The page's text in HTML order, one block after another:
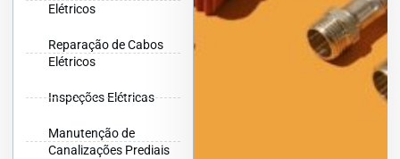
Elétricos
Reparação de Cabos
Elétricos
Inspeções Elétricas
Manutenção de
Canalizações Prediais